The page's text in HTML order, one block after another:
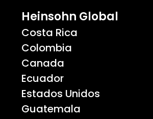
Heinsohn Global
Costa Rica
Colombia
Canada
Ecuador
Estados Unidos
Guatemala